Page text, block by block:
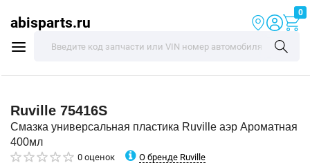
abisparts.ru
0
Ruville 75416S
Смазка универсальная пластика Ruville аэр Ароматная
400мл
0 оценок О бренде Ruville